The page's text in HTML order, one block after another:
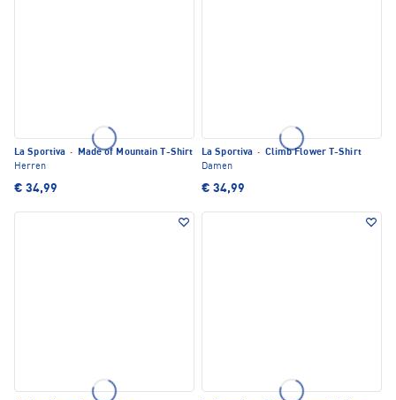
La Sportiva ·
Made of Mountain T-Shirt
Herren
€ 34,99
La Sportiva · Climb Flower T-Shirt
Damen
€ 34,99